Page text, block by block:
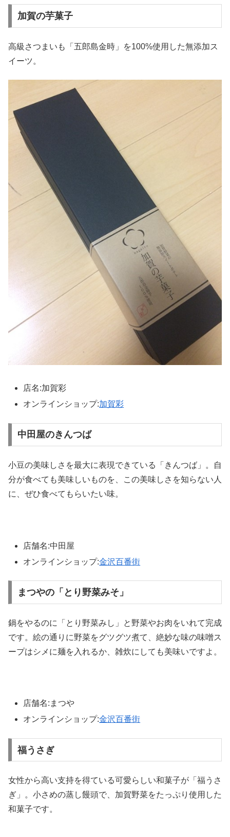
加賀の芋菓子
高級さつまいも「五郎島金時」を100%使用した無添加ス
イーツ。
店名:加賀彩
オンラインショップ:加賀彩
中田屋のきんつば
小豆の美味しさを最大に表現できている「きんつば」。自
分が食べても美味しいものを、この美味しさを知らない人
に、ぜひ食べてもらいたい味。
店舗名:中田屋
オンラインショップ:金沢百番街
まつやの「とり野菜みそ」
鍋をやるのに「とり野菜みし」と野菜やお肉をいれて完成
です。絵の通りに野菜をグツグツ煮て、絶妙な味の味噌ス
ープはシメに麺を入れるか、雑炊にしても美味いですよ。
店舗名:まつや
オンラインショップ:金沢百番街
福うさぎ
女性から高い支持を得ている可愛らしい和菓子が「福うさ
ぎ」。小さめの蒸し饅頭で、加賀野菜をたっぷり使用した
和菓子です。